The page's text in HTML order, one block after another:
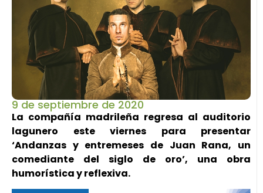
9 de septiembre de 2020
La compañía madrileña regresa al auditorio
lagunero este viernes para presentar
‘Andanzas y entremeses de Juan Rana, un
comediante del siglo de oro’, una obra
humorística y reflexiva.